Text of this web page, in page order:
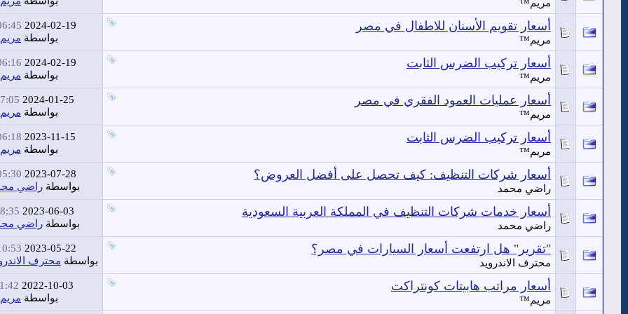
مريم™
أسعار تقويم الأسنان للاطفال في مصر
مريم™
2024-02-19
AM
بواسطة
أسعار تركيب الضرس الثابت
مريم™
2024-02-19
AM
بواسطة
أسعار عمليات العمود الفقري في مصر
مريم™
2024-01-25
PM
بواسطة
أسعار تركيب الضرس الثابت
مريم™
2023-11-15
AM
بواسطة
أسعار شركات التنظيف: كيف تحصل على أفضل العروض؟
راضي محمد
2023-07-28
AM
بواسطة راضي
أسعار خدمات شركات التنظيف في المملكة العربية السعودية
راضي محمد
2023-06-03
PM
بواسطة راضي
"تقرير" هل ارتفعت أسعار السيارات في مصر؟
محترف الاندرويد
2023-05-22
AM
بواسطة محترف
أسعار مراتب هابيتات كونتراكت
مريم™
2022-10-03
PM
بواسطة